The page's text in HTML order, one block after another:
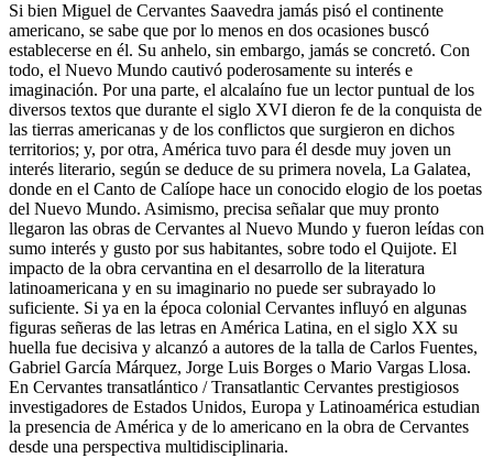
Si bien Miguel de Cervantes Saavedra jamás pisó el continente
americano, se sabe que por lo menos en dos ocasiones buscó
establecerse en él. Su anhelo, sin embargo, jamás se concretó. Con
todo, el Nuevo Mundo cautivó poderosamente su interés e
imaginación. Por una parte, el alcalaíno fue un lector puntual de los
diversos textos que durante el siglo XVI dieron fe de la conquista de
las tierras americanas y de los conflictos que surgieron en dichos
territorios; y, por otra, América tuvo para él desde muy joven un
interés literario, según se deduce de su primera novela, La Galatea,
donde en el Canto de Calíope hace un conocido elogio de los poetas
del Nuevo Mundo. Asimismo, precisa señalar que muy pronto
llegaron las obras de Cervantes al Nuevo Mundo y fueron leídas con
sumo interés y gusto por sus habitantes, sobre todo el Quijote. El
impacto de la obra cervantina en el desarrollo de la literatura
latinoamericana y en su imaginario no puede ser subrayado lo
suficiente. Si ya en la época colonial Cervantes influyó en algunas
figuras señeras de las letras en América Latina, en el siglo XX su
huella fue decisiva y alcanzó a autores de la talla de Carlos Fuentes,
Gabriel García Márquez, Jorge Luis Borges o Mario Vargas Llosa.
En Cervantes transatlántico / Transatlantic Cervantes prestigiosos
investigadores de Estados Unidos, Europa y Latinoamérica estudian
la presencia de América y de lo americano en la obra de Cervantes
desde una perspectiva multidisciplinaria.